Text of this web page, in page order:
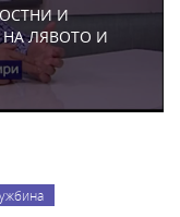
И
ЛЯВОТО И